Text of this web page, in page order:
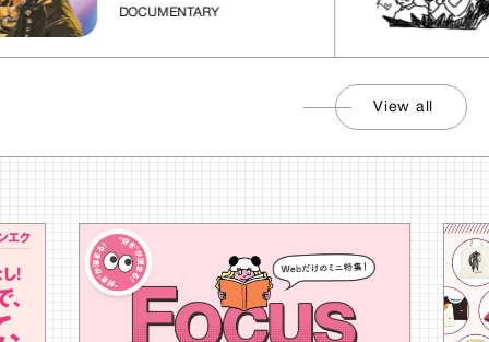
DOCUMENTARY
View all